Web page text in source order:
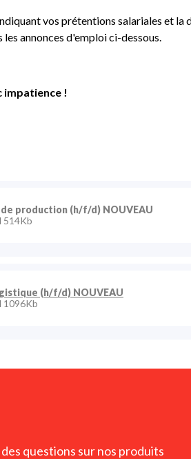
vos prétentions salariales et la
annonces d'emploi ci-dessous.
impatience !
de production (h/f/d) NOUVEAU
514Kb
(h/f/d) NOUVEAU
1096Kb
questions sur nos produits